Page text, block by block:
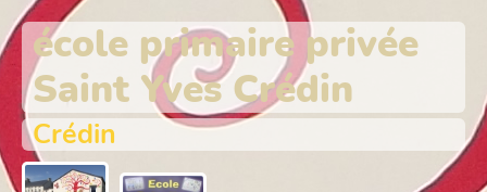
école primaire privée
Saint Yves Crédin
Crédin